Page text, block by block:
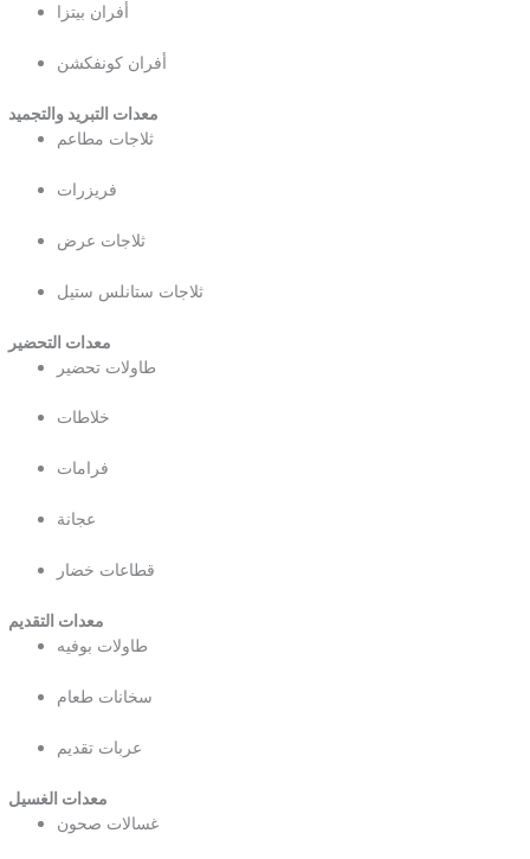
أفران بيتزا
أفران كونفكشن
معدات التبريد والتجميد
ثلاجات مطاعم
فريزرات
ثلاجات عرض
ثلاجات ستانلس ستيل
معدات التحضير
طاولات تحضير
خلاطات
فرامات
عجانة
قطاعات خضار
معدات التقديم
طاولات بوفيه
سخانات طعام
عربات تقديم
معدات الغسيل
غسالات صحون